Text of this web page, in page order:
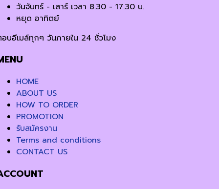
วันจันทร์ - เสาร์ เวลา 8.30 - 17.30 น.
หยุด อาทิตย์
บอีเมล์ทุกๆ วันภายใน 24 ชั่วโมง
HOME
ABOUT US
HOW TO ORDER
PROMOTION
รับสมัครงาน
Terms and conditions
CONTACT US